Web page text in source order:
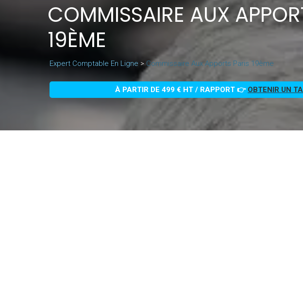
COMMISSAIRE AUX
19ÈME
Expert Comptable En Ligne > Commissaire Aux Apports Paris 19ème
À PARTIR DE 499 € HT / RAPPORT 👉 OBTENIR UN